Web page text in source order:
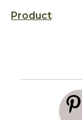
Product